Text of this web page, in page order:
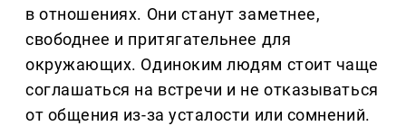
в отношениях. Они станут заметнее,
свободнее и притягательнее для
окружающих. Одиноким людям стоит чаще
соглашаться на встречи и не отказываться
от общения из-за усталости или сомнений.